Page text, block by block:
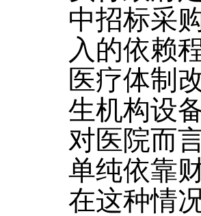
中招标采
入的依赖
医疗体制
生机构设
对医院而
单纯依靠
在这种情